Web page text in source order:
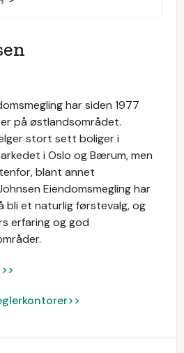
har siden 1977
på østlandsområdet.
stort sett boliger i
i Oslo og Bærum, men
blant annet
Eiendomsmegling har
bli et naturlig førstevalg, og
erfaring og god